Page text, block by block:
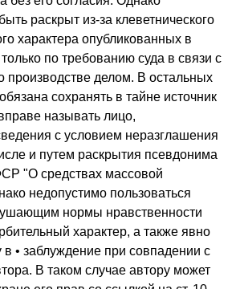
раскрыт из-за клеветнического
характера опубликованных в
только по требованию суда в связи с
произ­водстве делом. В остальных
сохра­нять в тайне источник
называть лицо,
с условием неразглашения
и путем раскрытия псевдонима
"О средствах массовой
недопус­тимо пользоваться
нормы нравст­венности
характер, а также явно
• заблуждение при совпадении с
В таком случае автору может